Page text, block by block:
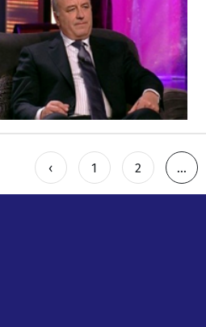
‹ 1 2 ...